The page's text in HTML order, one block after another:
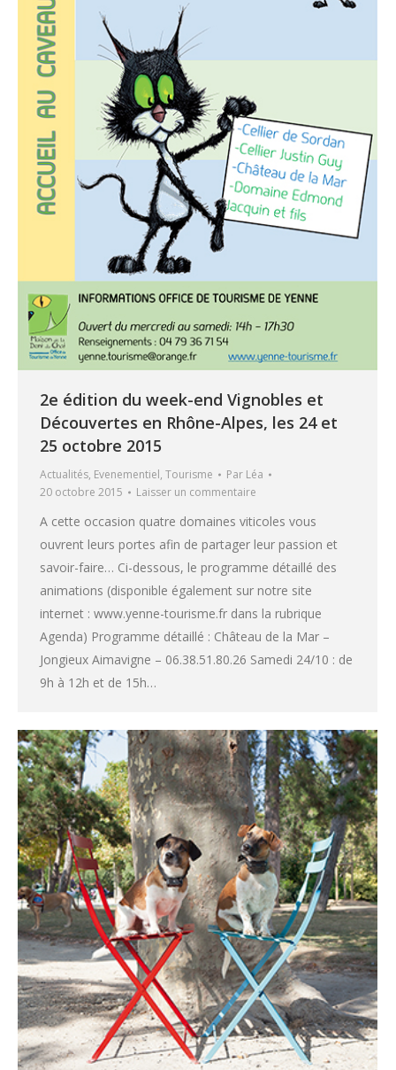
2e édition du week-end Vignobles et
Découvertes en Rhône-Alpes, les 24 et
25 octobre 2015
Actualités, Evenementiel, Tourisme Par Léa
20 octobre 2015
Laisser un commentaire
A cette occasion quatre domaines viticoles vous
ouvrent leurs portes afin de partager leur passion et
savoir-faire… Ci-dessous, le programme détaillé des
animations (disponible également sur notre site
internet : www.yenne-tourisme.fr dans la rubrique
Agenda) Programme détaillé : Château de la Mar –
Jongieux Aimavigne – 06.38.51.80.26 Samedi 24/10 : de
9h à 12h et de 15h…